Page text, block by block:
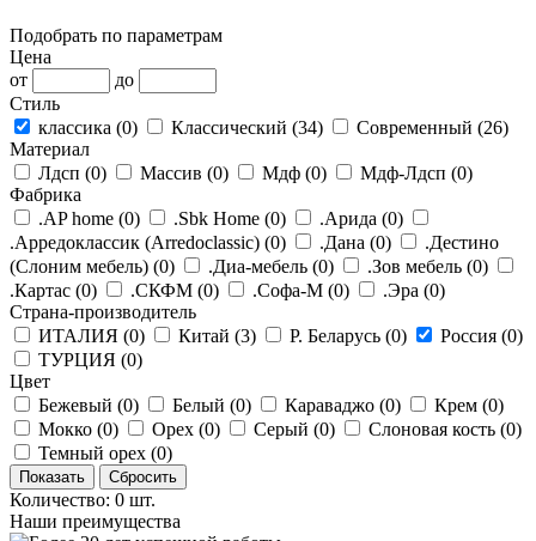
Подобрать по параметрам
Цена
от
до
Стиль
классика (0) Классический (34) Современный (26)
Материал
Лдсп (0) Массив (0) Мдф (0) Мдф-Лдсп (0)
Фабрика
.AP home (0) .Sbk Home (0) .Арида (0)
.Арредоклассик (Arredoclassic) (0) .Дана (0)
.Дестино
(Слоним мебель) (0) .Диа-мебель (0) .Зов мебель (0)
.Картас (0) .СКФМ (0) .Софа-М (0) .Эра (0)
Страна-производитель
ИТАЛИЯ (0) Китай (3) Р. Беларусь (0) Россия (0)
ТУРЦИЯ (0)
Цвет
Бежевый (0) Белый (0) Караваджо (0) Крем (0)
Мокко (0) Орех (0) Серый (0) Слоновая кость (0)
Темный орех (0)
Количество: 0 шт.
Наши преимущества